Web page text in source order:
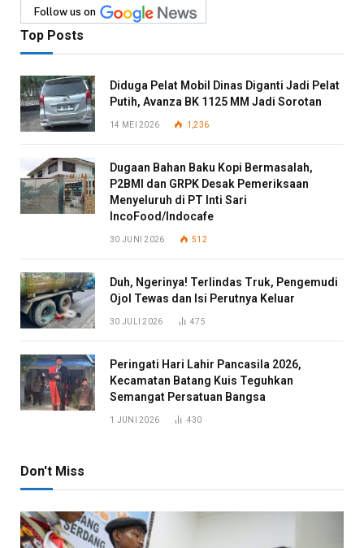
Follow us on
Top Posts
Diduga Pelat Mobil Dinas Diganti Jadi Pelat
Putih, Avanza BK 1125 MM Jadi Sorotan
14 MEI 2026 1,236
Dugaan Bahan Baku Kopi Bermasalah,
P2BMI dan GRPK Desak Pemeriksaan
Menyeluruh di PT Inti Sari
IncoFood/Indocafe
30 JUNI 2026 512
Duh, Ngerinya! Terlindas Truk, Pengemudi
Ojol Tewas dan Isi Perutnya Keluar
30 JULI 2026 475
Peringati Hari Lahir Pancasila 2026,
Kecamatan Batang Kuis Teguhkan
Semangat Persatuan Bangsa
1 JUNI 2026 430
Don't Miss